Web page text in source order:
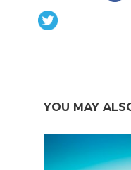
YOU MAY